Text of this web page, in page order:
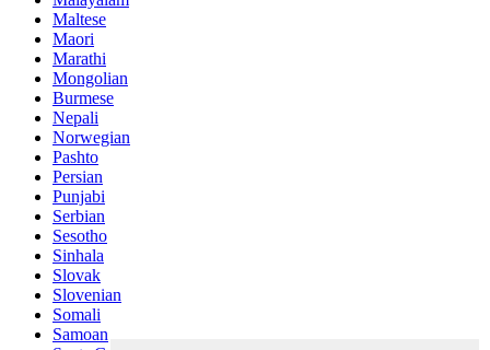
Maltese
Maori
Marathi
Mongolian
Burmese
Nepali
Norwegian
Pashto
Persian
Punjabi
Serbian
Sesotho
Sinhala
Slovak
Slovenian
Somali
Samoan